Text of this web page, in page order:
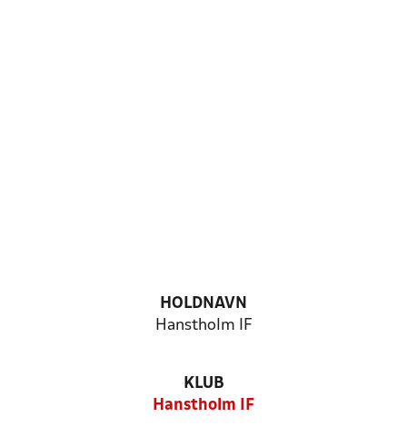
HOLDNAVN
Hanstholm IF
KLUB
Hanstholm IF